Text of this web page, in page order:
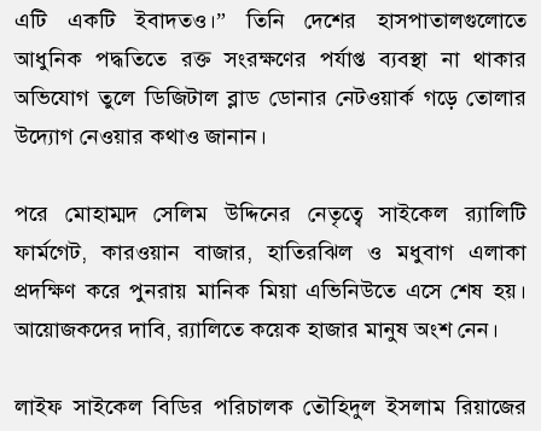
এটি একটি ইবাদতও।” তিনি দেশের হাসপাতালগুলোতে
আধুনিক পদ্ধতিতে রক্ত সংরক্ষণের পর্যাপ্ত ব্যবস্থা না থাকার
অভিযোগ তুলে ডিজিটাল ব্লাড ডোনার নেটওয়ার্ক গড়ে তোলার
উদ্যোগ নেওয়ার কথাও জানান।
পরে মোহাম্মদ সেলিম উদ্দিনের নেতৃত্বে সাইকেল র‍্যালিটি
ফার্মগেট, কারওয়ান বাজার, হাতিরঝিল ও মধুবাগ এলাকা
প্রদক্ষিণ করে পুনরায় মানিক মিয়া এভিনিউতে এসে শেষ হয়।
আয়োজকদের দাবি, র‍্যালিতে কয়েক হাজার মানুষ অংশ নেন।
লাইফ সাইকেল বিডির পরিচালক তৌহিদুল ইসলাম রিয়াজের